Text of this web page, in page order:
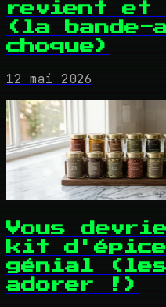
revient et
(la bande-
choque)
12 mai 2026
Vous
kit
génial
adorer !)